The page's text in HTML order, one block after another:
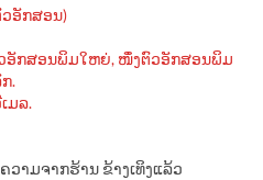
ອັກສອນ)
ກສອນພິມໃຫຍ່, ໜຶ່ງຕົວອັກສອນພິມ
.
ມລ.
ວາມຈາກຮ້ານ ຂ້າງເທິງແລ້ວ